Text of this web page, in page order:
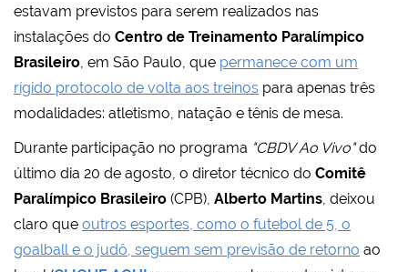
estavam previstos para serem realizados nas
instalações do Centro de Treinamento Paralímpico
Brasileiro, em São Paulo, que permanece com um
rígido protocolo de volta aos treinos para apenas três
modalidades: atletismo, natação e tênis de mesa.
Durante participação no programa "CBDV Ao Vivo"do
último dia 20 de agosto, o diretor técnico do Comitê
Paralímpico Brasileiro (CPB), Alberto Martins, deixou
claro que outros esportes, como o futebol de 5, o
goalball e o judô, seguem sem previsão de retorno ao